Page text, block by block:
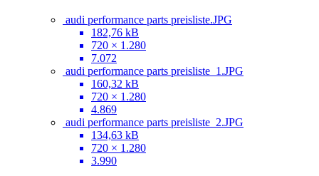
audi performance parts preisliste.JPG
182,76 kB
720 × 1.280
7.072
audi performance parts preisliste_1.JPG
160,32 kB
720 × 1.280
4.869
audi performance parts preisliste_2.JPG
134,63 kB
720 × 1.280
3.990